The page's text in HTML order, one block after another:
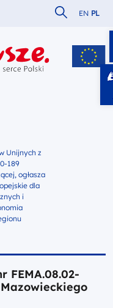
Szukaj w
EN PL
Unijnych z
189
ogłasza
dla
i
FEMA.08.02-